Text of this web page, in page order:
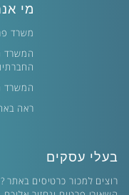
מי
משרד
המשרד
המשרד
ראה
בעלי עסקים
רוצים למכור כרטיסים באתר ?